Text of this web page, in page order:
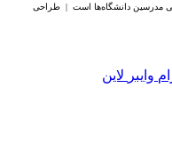
اسلامی مدرسین دانشگاه‌ها است | طراحی
وایبر لاین